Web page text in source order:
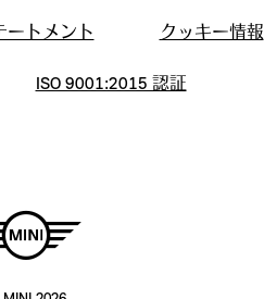
ートメント クッキー情報
ISO 9001:2015 認証